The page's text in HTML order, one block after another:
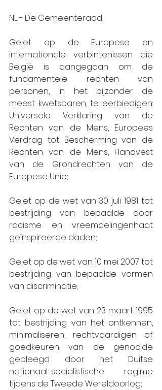
NL - De Gemeenteraad,
Gelet op de Europese en
internationale verbintenissen die
België is aangegaan om de
fundamentele rechten van
personen, in het bijzonder de
meest kwetsbaren, te eerbiedigen:
Universele Verklaring van de
Rechten van de Mens, Europees
Verdrag tot Bescherming van de
Rechten van de Mens, Handvest
van de Grondrechten van de
Europese Unie;
Gelet op de wet van 30 juli 1981 tot
bestrijding van bepaalde door
racisme en vreemdelingenhaat
geïnspireerde daden;
Gelet op de wet van 10 mei 2007 tot
bestrijding van bepaalde vormen
van discriminatie;
Gelet op de wet van 23 maart 1995
tot bestrijding van het ontkennen,
minimaliseren, rechtvaardigen of
goedkeuren van de genocide
gepleegd door het Duitse
nationaal-socialistische regime
tijdens de Tweede Wereldoorlog;